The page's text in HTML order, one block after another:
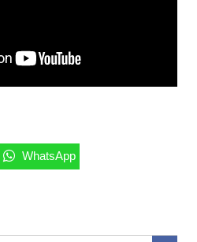
WhatsApp